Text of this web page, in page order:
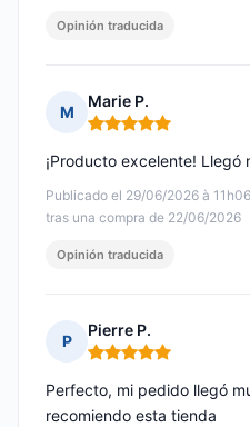
Opinión traducida
M
Marie P.
Nota: 5 de 5
Publicado el 29/06/2026 à 11h06
tras una compra de 22/06/2026
¡Producto excelente! Llegó
Opinión traducida
P
Pierre P.
Nota: 5 de 5
Perfecto, mi pedido llegó
recomiendo esta tienda